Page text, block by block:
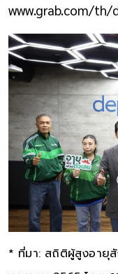
www.grab.com/
* ที่มา: สถิติผู้สูงอายุสั